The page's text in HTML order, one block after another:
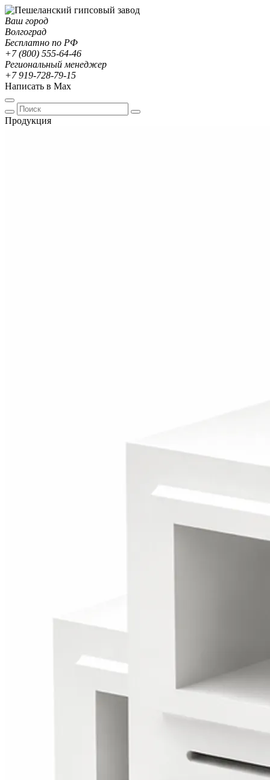
Ваш город
Волгоград
Бесплатно по РФ
+7 (800) 555-64-46
Региональный менеджер
+7 919-728-79-15
Написать в Max
Продукция